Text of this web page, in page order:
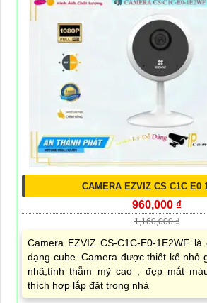
CAMERA EZVIZ CS C1C E0
960,000 ₫
1,160,000 ₫
Camera EZVIZ CS-C1C-E0-1E2WF
dạng cube. Camera được thiết kế nhỏ
nhã,tính thẫm mỹ cao , đẹp mắt
thích hợp lắp đặt trong nhà